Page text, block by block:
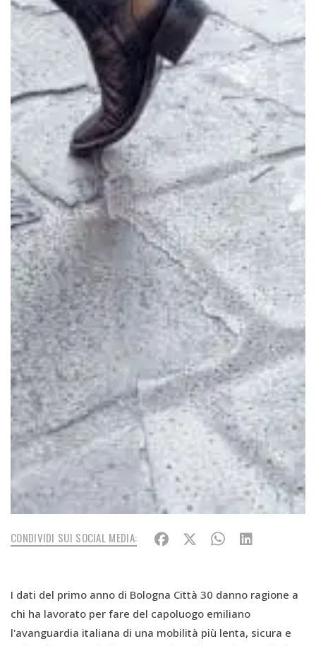
CONDIVIDI SUI SOCIAL MEDIA:
I dati del primo anno di Bologna Città 30 danno ragione a
chi ha lavorato per fare del capoluogo emiliano
l'avanguardia italiana di una mobilità più lenta, sicura e